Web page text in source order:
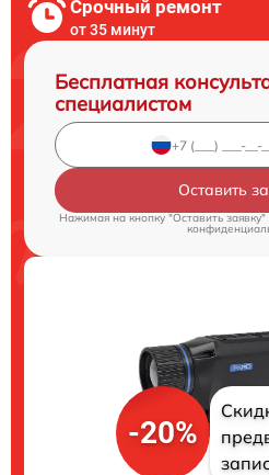
Срочный ремонт
от 35 минут
Бесплатная
специалистом
Оставить
Нажимая на кнопку "Оставить
-20%